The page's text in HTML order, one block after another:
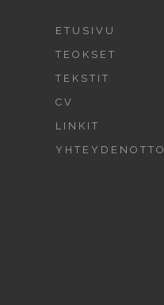
ETUSIVU
TEOKSET
TEKSTIT
CV
LINKIT
YHTEYDENOTTO